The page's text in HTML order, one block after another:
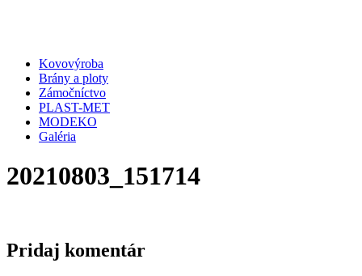
Kovovýroba
Brány a ploty
Zámočníctvo
PLAST-MET
MODEKO
Galéria
20210803_151714
Pridaj komentár